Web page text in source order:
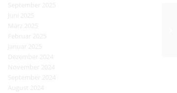
September 2025
Juni 2025
März 2025
Februar 2025
Januar 2025
Dezember 2024
November 2024
September 2024
August 2024